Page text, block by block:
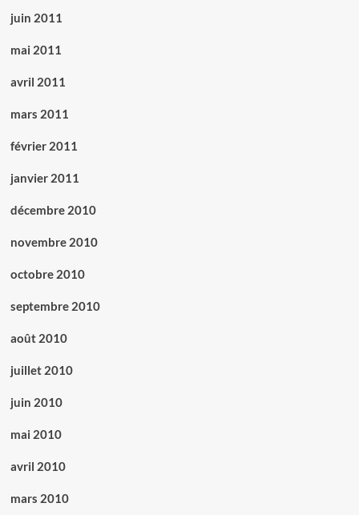
juin 2011
mai 2011
avril 2011
mars 2011
février 2011
janvier 2011
décembre 2010
novembre 2010
octobre 2010
septembre 2010
août 2010
juillet 2010
juin 2010
mai 2010
avril 2010
mars 2010